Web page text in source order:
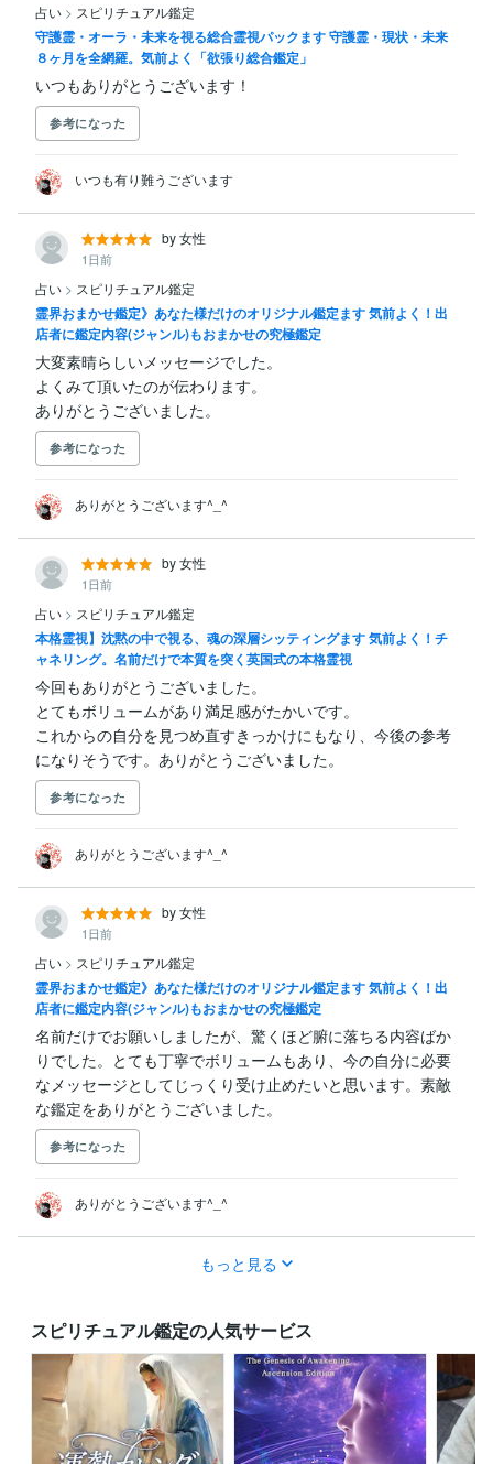
占い > スピリチュアル鑑定
守護霊・オーラ・未来を視る総合霊視パックます 守護霊・現状・未来
８ヶ月を全網羅。気前よく「欲張り総合鑑定」
いつもありがとうございます！
参考になった
いつも有り難うございます
by 女性
1日前
占い > スピリチュアル鑑定
霊界おまかせ鑑定》あなた様だけのオリジナル鑑定ます 気前よく！出
店者に鑑定内容(ジャンル)もおまかせの究極鑑定
大変素晴らしいメッセージでした。
よくみて頂いたのが伝わります。
ありがとうございました。
参考になった
ありがとうございます^_^
by 女性
1日前
占い > スピリチュアル鑑定
本格霊視】沈黙の中で視る、魂の深層シッティングます 気前よく！チ
ャネリング。名前だけで本質を突く英国式の本格霊視
今回もありがとうございました。
とてもボリュームがあり満足感がたかいです。
これからの自分を見つめ直すきっかけにもなり、今後の参考
になりそうです。ありがとうございました。
参考になった
ありがとうございます^_^
by 女性
1日前
占い > スピリチュアル鑑定
霊界おまかせ鑑定》あなた様だけのオリジナル鑑定ます 気前よく！出
店者に鑑定内容(ジャンル)もおまかせの究極鑑定
名前だけでお願いしましたが、驚くほど腑に落ちる内容ばか
りでした。とても丁寧でボリュームもあり、今の自分に必要
なメッセージとしてじっくり受け止めたいと思います。素敵
な鑑定をありがとうございました。
参考になった
ありがとうございます^_^
もっと見る
スピリチュアル鑑定の人気サービス